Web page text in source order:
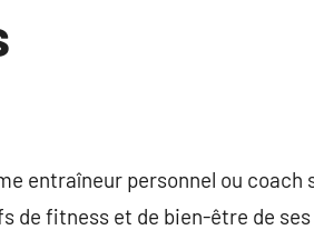
entraîneur personnel ou coach
de fitness et de bien-être de